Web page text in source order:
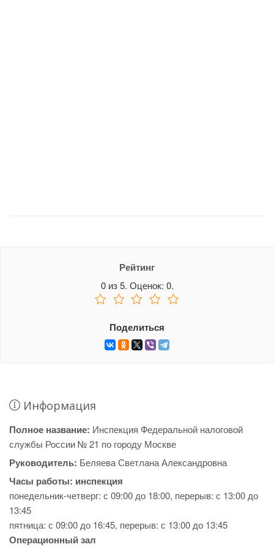
Рейтинг
0из5. Оценок: 0.
Поделиться
Информация
Полное название: Инспекция Федеральной налоговой
службы России № 21 по городу Москве
Руководитель: Беляева Светлана Александровна
Часы работы: инспекция
понедельник-четверг: с 09:00 до 18:00, перерыв: с 13:00 до
13:45
пятница: с 09:00 до 16:45, перерыв: с 13:00 до 13:45
Операционный зал